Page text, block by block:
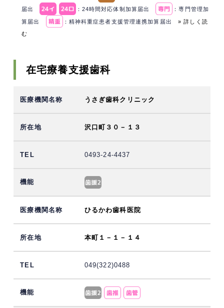
届出 ：24時間対応体制加算届出 ：専門管理加
算届出 ：精神科重症患者支援管理連携加算届出 » 詳しく読
む
在宅療養支援歯科
うさぎ歯科クリニック
沢口町３０－１３
0493-24-4437
ひるかわ歯科医院
本町１－１－１４
049(322)0488